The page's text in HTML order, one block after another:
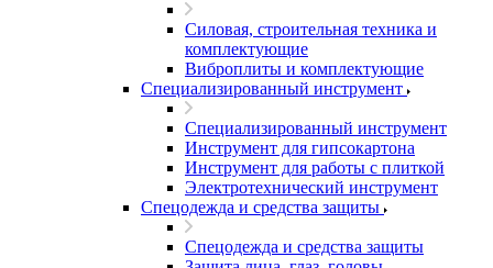
Силовая, строительная техника и
комплектующие
Виброплиты и комплектующие
Специализированный инструмент
Специализированный инструмент
Инструмент для гипсокартона
Инструмент для работы с плиткой
Электротехнический инструмент
Спецодежда и средства защиты
Спецодежда и средства защиты